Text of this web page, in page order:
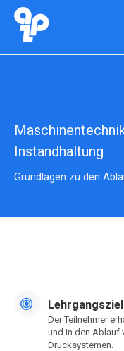
Instandhaltung
Grundlagen zu den
Lehrgangsziel
Der Teilnehmer
und in den Ablauf
Drucksystemen.